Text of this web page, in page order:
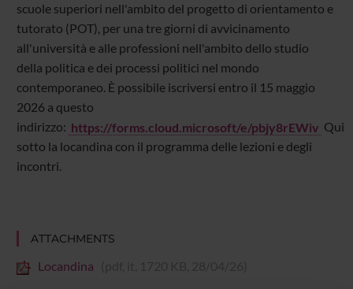
scuole superiori nell'ambito del progetto di orientamento e
tutorato (POT), per una tre giorni di avvicinamento
all'università e alle professioni nell'ambito dello studio
della politica e dei processi politici nel mondo
contemporaneo. È possibile iscriversi entro il 15 maggio
2026 a questo
indirizzo: https://forms.cloud.microsoft/e/pbjy8rEWiv Qui
sotto la locandina con il programma delle lezioni e degli
incontri.
ATTACHMENTS
Locandina